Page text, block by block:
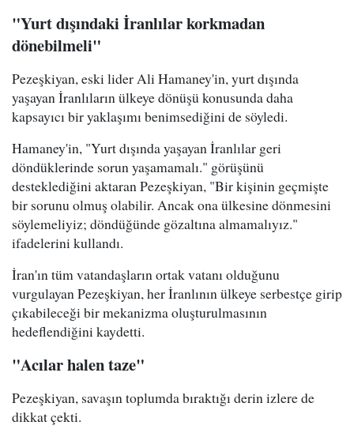
"Yurt dışındaki İranlılar korkmadan
dönebilmeli"
Pezeşkiyan, eski lider Ali Hamaney'in, yurt dışında
yaşayan İranlıların ülkeye dönüşü konusunda daha
kapsayıcı bir yaklaşımı benimsediğini de söyledi.
Hamaney'in, "Yurt dışında yaşayan İranlılar geri
döndüklerinde sorun yaşamamalı." görüşünü
desteklediğini aktaran Pezeşkiyan, "Bir kişinin geçmişte
bir sorunu olmuş olabilir. Ancak ona ülkesine dönmesini
söylemeliyiz; döndüğünde gözaltına almamalıyız."
ifadelerini kullandı.
İran'ın tüm vatandaşların ortak vatanı olduğunu
vurgulayan Pezeşkiyan, her İranlının ülkeye serbestçe girip
çıkabileceği bir mekanizma oluşturulmasının
hedeflendiğini kaydetti.
"Acılar halen taze"
Pezeşkiyan, savaşın toplumda bıraktığı derin izlere de
dikkat çekti.